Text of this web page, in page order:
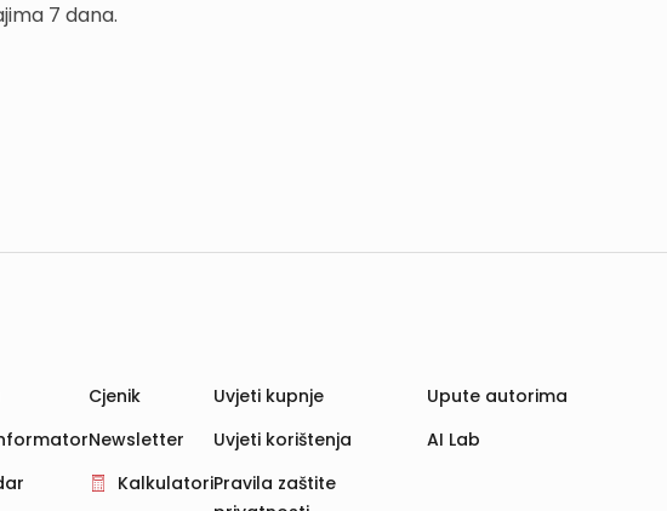
7 dana.
Cjenik
Newsletter
Kalkulatori
Uvjeti kupnje
Uvjeti korištenja
Pravila zaštite
Upute autorima
AI Lab